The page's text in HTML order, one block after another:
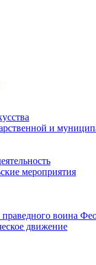
и
мероприятия
воина
движение